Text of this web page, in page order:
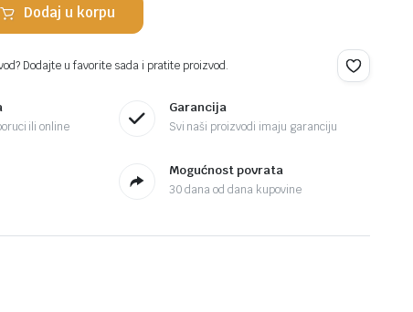
Dodaj u korpu
Dodajte u favorite sada i pratite proizvod.
ili online
Garancija
Svi naši proizvodi imaju garanciju
Mogućnost povrata
30 dana od dana kupovine